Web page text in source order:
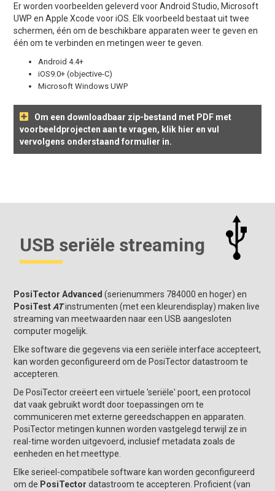
Er worden voorbeelden geleverd voor Android Studio, Microsoft
UWP en Apple Xcode voor iOS. Elk voorbeeld bestaat uit twee
schermen, één om de beschikbare apparaten weer te geven en
één om te verbinden en metingen weer te geven.
Android 4.4+
iOS9.0+ (objective-C)
Microsoft Windows UWP
Om een downloadbaar zip-bestand met PDF met
voorbeeldprojecten aan te vragen, klik hier en vul
vervolgens onderstaand formulier in.
USB seriële streaming
PosiTector Advanced (serienummers 784000 en hoger) en
PosiTest ATinstrumenten (met een kleurendisplay) maken live
streaming van meetwaarden naar een USB aangesloten
computer mogelijk.
Elke software die gegevens via een seriële interface accepteert,
kan worden geconfigureerd om de PosiTector datastroom te
accepteren.
De PosiTector creëert een virtuele 'seriële' poort, een protocol
dat vaak gebruikt wordt door toepassingen om te
communiceren met externe gereedschappen en apparaten.
PosiTector metingen kunnen worden vastgelegd terwijl ze in
real-time worden uitgevoerd, inclusief metadata zoals de
eenheden en het meettype.
Elke serieel-compatibele software kan worden geconfigureerd
om de PosiTectordatastroom te accepteren. Proficient (van